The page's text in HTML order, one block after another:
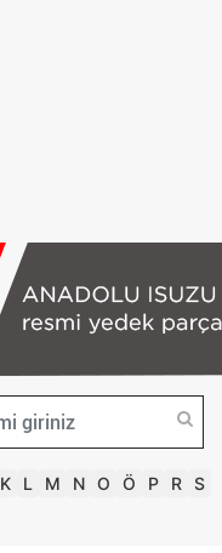
K L M N O Ö P R S